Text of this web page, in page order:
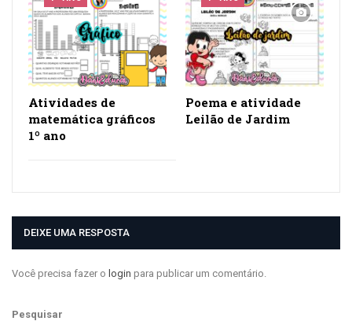
Atividades de
matemática gráficos
1º ano
Poema e atividade
Leilão de Jardim
DEIXE UMA RESPOSTA
Você precisa fazer o login para publicar um comentário.
Pesquisar